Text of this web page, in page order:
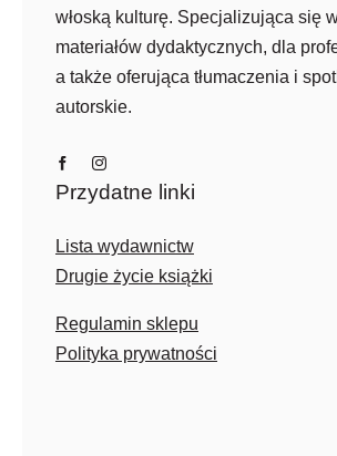
włoską kulturę. Specjalizująca się
materiałów dydaktycznych, dla
a także oferująca tłumaczenia i
autorskie.
Przydatne linki
Lista wydawnictw
Drugie życie książki
Regulamin sklepu
Polityka prywatności